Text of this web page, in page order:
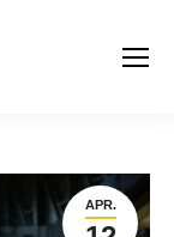
APR.